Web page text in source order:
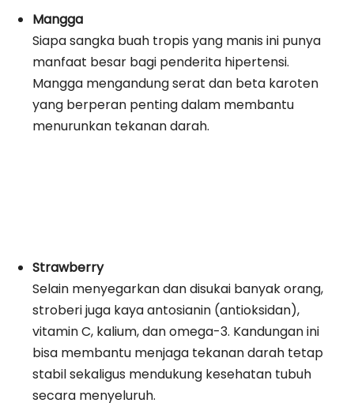
Mangga
Siapa sangka buah tropis yang manis ini punya
manfaat besar bagi penderita hipertensi.
Mangga mengandung serat dan beta karoten
yang berperan penting dalam membantu
menurunkan tekanan darah.
Strawberry
Selain menyegarkan dan disukai banyak orang,
stroberi juga kaya antosianin (antioksidan),
vitamin C, kalium, dan omega-3. Kandungan ini
bisa membantu menjaga tekanan darah tetap
stabil sekaligus mendukung kesehatan tubuh
secara menyeluruh.